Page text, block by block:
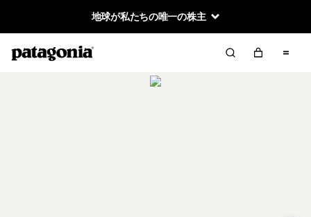
地球が私たちの唯一の株主